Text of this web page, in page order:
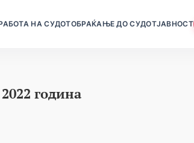
НА СУДОТОБРАЌАЊЕ ДО СУДОТЈАВНОСТ
година